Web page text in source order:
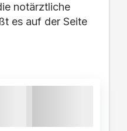
notärztliche
es auf der Seite